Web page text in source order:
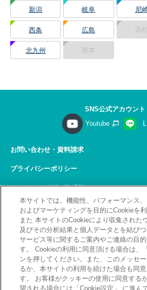
新潟 岐阜 尼
西条 広島 高
北九州 熊本
SNS公式アカウント
Youtube
お問い合わせ・資料請求
プライバシーポリシー
ソーシャルメディアポリシー
サイトの利用について
サイトマップ
関連リンク
採用情報
Copyright(C) 2026 Kobelco Training
本サイトでは、機能性、パフォーマンス、
およびマーケティングを目的にCookieを利
また 本サイトのCookieにより収集された
及びその分析結果と個人データとを結び
サービス等に関するご案内やご連絡の目
す。 Cookieの利用に同意頂ける場合は、
ンを押してください。また、このメッセ
るか、本サイトの利用を続けた場合も同
す。 お客様がクッキーの使用に同意する
望される場合には「Cookie設定」 に進ん